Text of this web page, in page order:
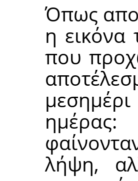
Όπως
η
που
λήψη,